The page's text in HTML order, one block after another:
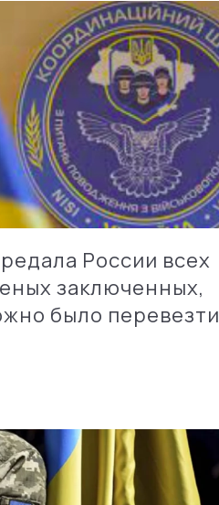
России всех
заключенных,
было перевезти